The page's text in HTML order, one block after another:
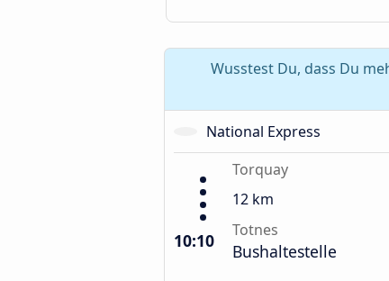
Wusstest Du, dass Du
National Express
Torquay
12 km
10:10 Totnes
Bushaltestelle